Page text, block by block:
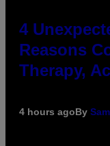
4
Reasons
Therapy,
4 hours agoBy